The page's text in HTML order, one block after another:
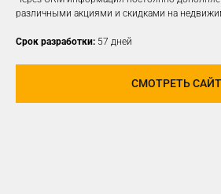
различными акциями и скидками на
Срок разработки: 57 дней
СМОТРЕТЬ САЙТ